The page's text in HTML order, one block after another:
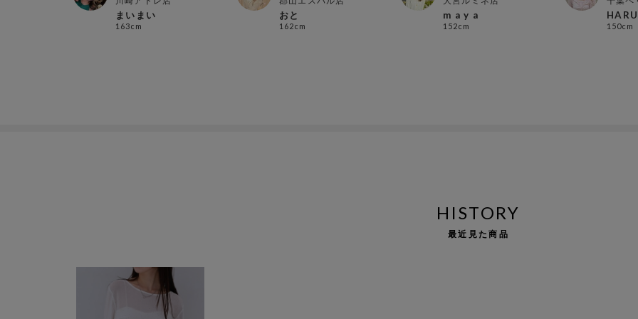
まいまい
163cm
おと
162cm
m a y a
152cm 150cm
HISTORY
最近見た商品